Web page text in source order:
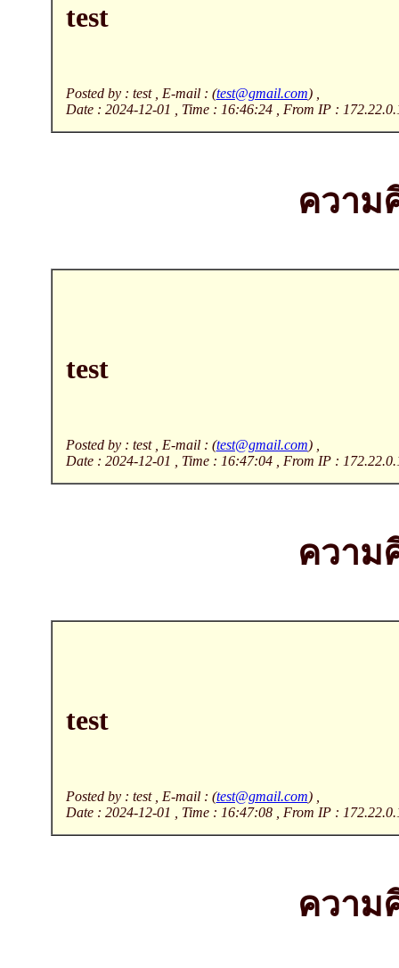
test
Posted by : test , E-mail : (test@gmail.com) ,
Date : 2024-12-01 , Time : 16:46:24 , From IP :
ความ
test
Posted by : test , E-mail : (test@gmail.com) ,
Date : 2024-12-01 , Time : 16:47:04 , From IP :
ความ
test
Posted by : test , E-mail : (test@gmail.com) ,
Date : 2024-12-01 , Time : 16:47:08 , From IP :
ความ